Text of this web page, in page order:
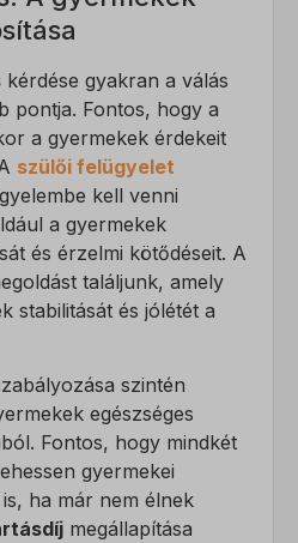
kérdése gyakran a válás
pontja. Fontos, hogy a
a gyermekek érdekeit
szülői felügyelet
kell venni
a gyermekek
és érzelmi kötődéseit. A
találjunk, amely
stabilitását és jólétét a
szintén
egészséges
Fontos, hogy mindkét
gyermekei
ha már nem élnek
megállapítása